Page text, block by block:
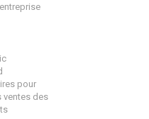
pour
ventes des